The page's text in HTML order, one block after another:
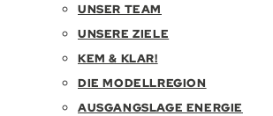
UNSER TEAM
UNSERE ZIELE
KEM & KLAR!
DIE MODELLREGION
AUSGANGSLAGE ENERGIE